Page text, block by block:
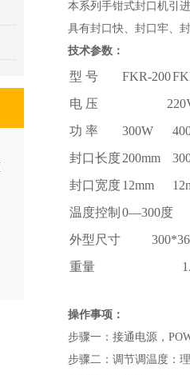
本系列手钳式封口机引
具有封口快、封口牢、
技术参数：
型 号 FKR-200
电 压
功 率
300W
封口长度200mm
封口宽度12mm
温度控制 0—300度
外型尺寸
重量
操作事项：
步骤一：接通电源，
步骤二：调节调温度：